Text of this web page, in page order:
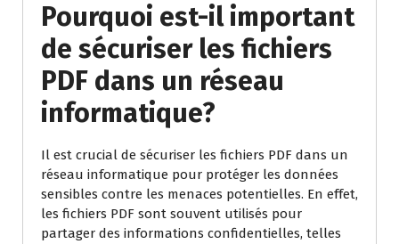
Pourquoi est-il important
de sécuriser les fichiers
PDF dans un réseau
informatique?
Il est crucial de sécuriser les fichiers PDF dans un
réseau informatique pour protéger les données
sensibles contre les menaces potentielles. En effet,
les fichiers PDF sont souvent utilisés pour
partager des informations confidentielles, telles